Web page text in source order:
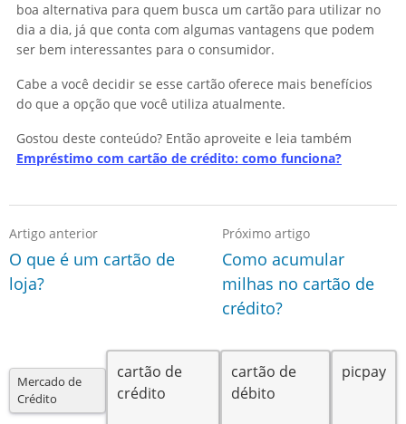
boa alternativa para quem busca um cartão para utilizar no
dia a dia, já que conta com algumas vantagens que podem
ser bem interessantes para o consumidor.
Cabe a você decidir se esse cartão oferece mais benefícios
do que a opção que você utiliza atualmente.
Gostou deste conteúdo? Então aproveite e leia também
Empréstimo com cartão de crédito: como funciona?
Artigo anterior
O que é um cartão de
loja?
Próximo artigo
Como acumular
milhas no cartão de
crédito?
Mercado de
Crédito
cartão de
crédito
cartão de
débito
picpay